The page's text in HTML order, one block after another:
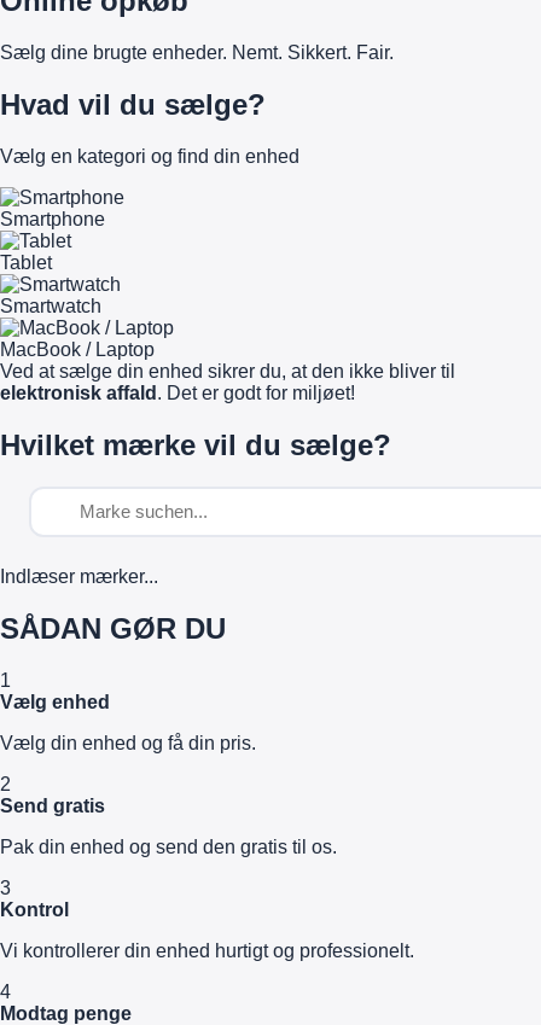
Sælg dine brugte enheder. Nemt. Sikkert. Fair.
Hvad vil du sælge?
Vælg en kategori og find din enhed
Smartphone
Tablet
Smartwatch
MacBook / Laptop
Ved at sælge din enhed sikrer du, at den ikke bliver til
elektronisk affald . Det er godt for miljøet!
Hvilket mærke vil du sælge?
Indlæser mærker...
SÅDAN GØR DU
1
Vælg enhed
Vælg din enhed og få din pris.
2
Send gratis
Pak din enhed og send den gratis til os.
3
Kontrol
Vi kontrollerer din enhed hurtigt og professionelt.
4
Modtag penge